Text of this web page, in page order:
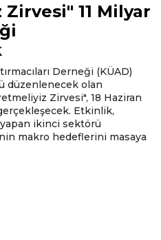
11 Milyar
Derneği (KÜAD)
düzenlenecek olan
Zirvesi", 18 Haziran
Etkinlik,
ikinci sektörü
makro hedeflerini masaya